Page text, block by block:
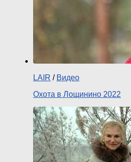
LAIR / Видео
Охота в Лощинино 2022